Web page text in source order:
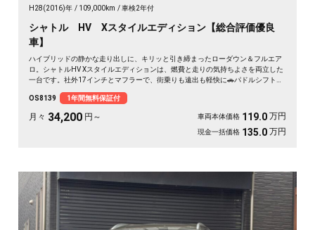
H28(2016)年 109,000km 車検2年付
シャトル HV Xスタイルエディション【総合評価優良
車】
ハイブリッドの静かな走り出しに、キリッと引き締まったローダウン＆フルエア
ロ。シャトルHV Xスタイルエディションは、燃費と走りの気持ちよさを両立した
一台です。社外17インチとマフラーで、街乗りも遠出も軽快に🚗パドルシフトで
心。仕事帰りにふらっと寄り道、休日は荷物を積んでロングドライブへ✨走りに
こだわる方に《1年保証付》💫
OS8139 1年間無料保証付
月々 34,200 円～ 車両本体価格 119.0 万円
現金一括価格 135.0 万円